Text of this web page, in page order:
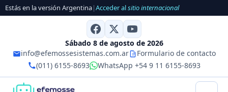
Estás en la versión Argentina|Acceder alsitio internacional
Sábado 8 de agosto de 2026
info@efemossesistemas.com.ar
Formulario de contacto
(011) 6155-8693
WhatsApp +54 9 11 6155-8693